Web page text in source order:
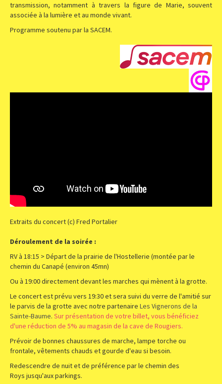
transmission, notamment à travers la figure de Marie, souvent
associée à la lumière et au monde vivant.
Programme soutenu par la SACEM.
Extraits du concert (c) Fred Portalier
Déroulement de la soirée :
RV à 18:15 > Départ de la prairie de l'Hostellerie (montée par le
chemin du Canapé (environ 45mn)
Ou à 19:00 directement devant les marches qui mènent à la grotte.
Le concert est prévu vers 19:30 et sera suivi du verre de l'amitié sur
le parvis de la grotte avec notre partenaire Les Vignerons de la
Sainte-Baume. Sur présentation de votre billet, vous bénéficiez
d'une réduction de 5% au magasin de la cave de Rougiers.
Prévoir de bonnes chaussures de marche, lampe torche ou
frontale, vêtements chauds et gourde d'eau si besoin.
Redescendre de nuit et de préférence par le chemin des
Roys jusqu'aux parkings.